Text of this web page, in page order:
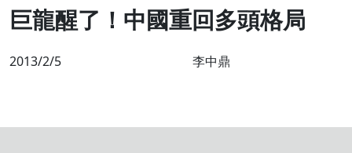
巨龍醒了！中國重回多頭格局
2013/2/5 李中鼎